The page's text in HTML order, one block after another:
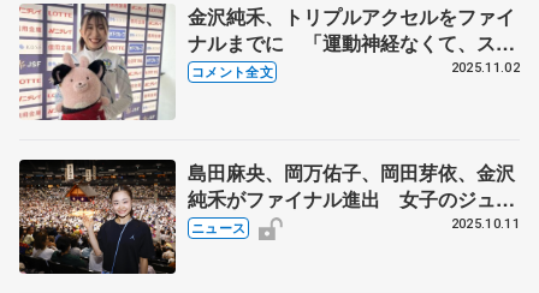
金沢純禾、トリプルアクセルをファイ
ナルまでに 「運動神経なくて、スケ
ートあって良かった（笑）」 【西日
コメント全文 2025.11.02
島田麻央、岡万佑子、岡田芽依、金沢
純禾がファイナル進出 女子のジュニ
アGP全7戦終了 ハナ・バース（石崎
ニュース 2025.10.11